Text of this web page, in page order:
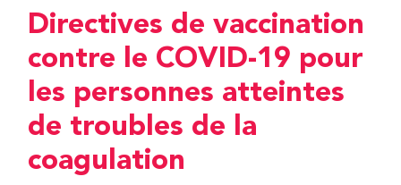
Directives de vaccination
contre le COVID-19 pour
les personnes atteintes
de troubles de la
coagulation